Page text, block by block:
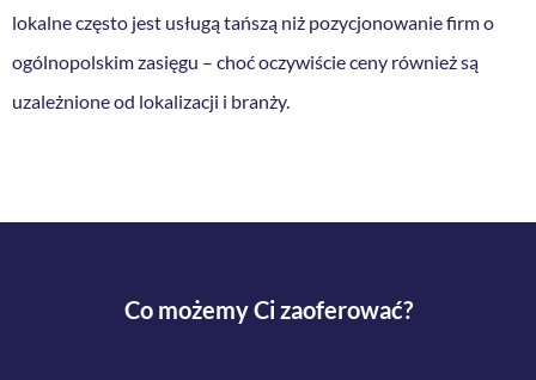
lokalne często jest usługą tańszą niż pozycjonowanie firm o
ogólnopolskim zasięgu – choć oczywiście ceny również są
uzależnione od lokalizacji i branży.
Co możemy Ci zaoferować?